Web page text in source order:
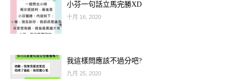
小芬一句話立馬完勝XD
十月 16, 2020
我這樣問應該不過分吧?
九月 25, 2020